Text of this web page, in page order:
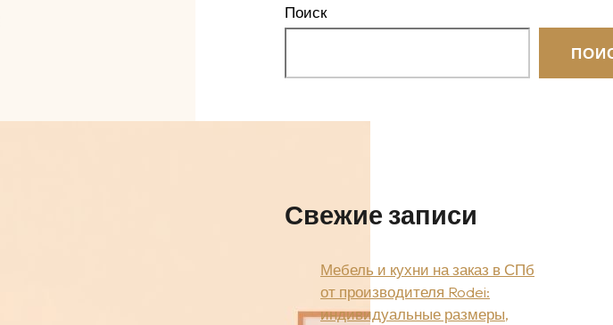
Поиск
Свежие записи
Мебель и кухни на заказ в СПб
от производителя Rodei:
индивидуальные размеры,